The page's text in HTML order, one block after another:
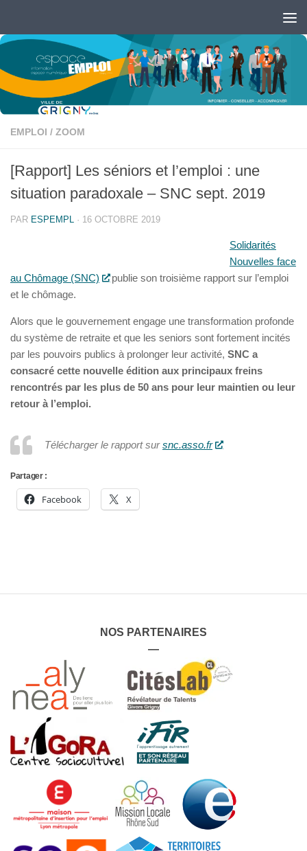
Ouvrir la barre d’outils
EMPLOI / ZOOM
[Rapport] Les séniors et l’emploi : une
situation paradoxale – SNC sept. 2019
PAR ESPEMPL · 16 OCTOBRE 2019
Solidarités
Nouvelles face
au Chômage (SNC)
publie son troisième rapport sur l’emploi
et le chômage.
Alors que le gouvernement engage une transformation profonde
du système de retraite et que les seniors sont fortement incités
par les pouvoirs publics à prolonger leur activité, SNC a
consacré cette nouvelle édition aux principaux freins
rencontrés par les plus de 50 ans pour leur maintien ou leur
retour à l’emploi.
Télécharger le rapport sursnc.asso.fr
Partager :
Facebook X
NOS PARTENAIRES
—